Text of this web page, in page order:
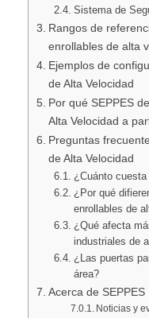
Sistema de
Rangos de
enrollables de alta
Ejemplos de
de Alta Velocidad
Por qué SEPPES
Alta Velocidad a
Preguntas
de Alta Velocidad
¿Cuánto
¿Por qué
enrollables de
¿Qué afecta
industriales de
¿Las puertas
área?
Acerca de SEPPES
Noticias y